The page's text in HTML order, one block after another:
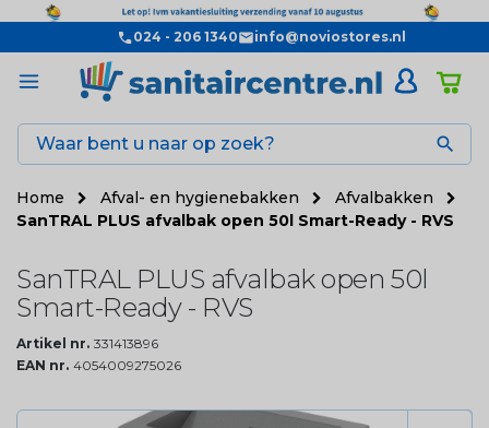
024 - 206 1340 info@noviostores.nl

Home Afval- en hygienebakken
Afvalbakken
SanTRAL PLUS afvalbak open 50l Smart-Ready - RVS
SanTRAL PLUS afvalbak open 50l
Smart-Ready - RVS
Artikel nr. 331413896
EAN nr. 4054009275026